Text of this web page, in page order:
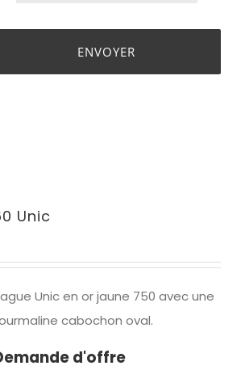
Unic
Unic en or jaune 750 avec une
cabochon oval.
d'offre